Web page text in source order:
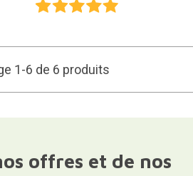
1-6 de 6 produits
offres et de nos